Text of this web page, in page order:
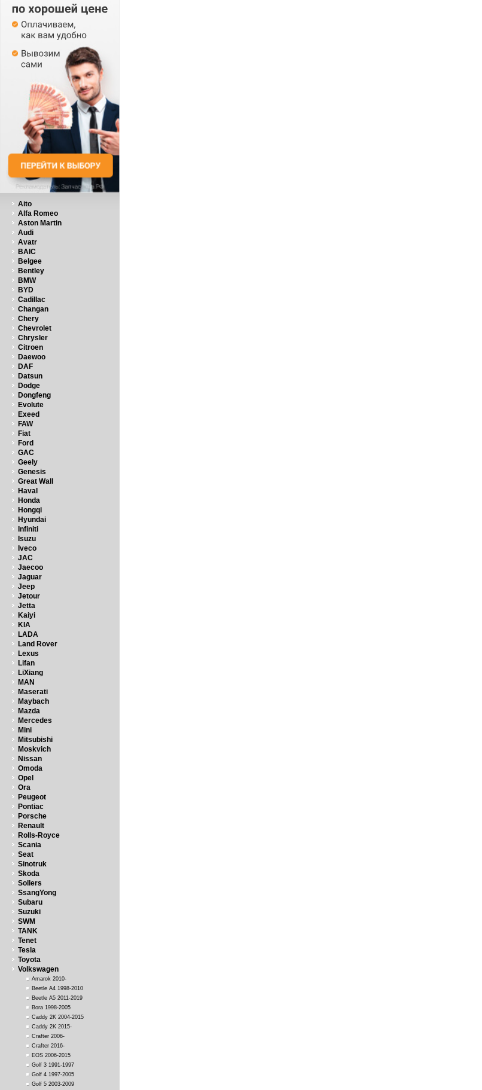
Aito
Alfa Romeo
Aston Martin
Audi
Avatr
BAIC
Belgee
Bentley
BMW
BYD
Cadillac
Changan
Chery
Chevrolet
Chrysler
Citroen
Daewoo
DAF
Datsun
Dodge
Dongfeng
Evolute
Exeed
FAW
Fiat
Ford
GAC
Geely
Genesis
Great Wall
Haval
Honda
Hongqi
Hyundai
Infiniti
Isuzu
Iveco
JAC
Jaecoo
Jaguar
Jeep
Jetour
Jetta
Kaiyi
KIA
LADA
Land Rover
Lexus
Lifan
LiXiang
MAN
Maserati
Maybach
Mazda
Mercedes
Mini
Mitsubishi
Moskvich
Nissan
Omoda
Opel
Ora
Peugeot
Pontiac
Porsche
Renault
Rolls-Royce
Scania
Seat
Sinotruk
Skoda
Sollers
SsangYong
Subaru
Suzuki
SWM
TANK
Tenet
Tesla
Toyota
Volkswagen
Amarok 2010-
Beetle A4 1998-2010
Beetle A5 2011-2019
Bora 1998-2005
Caddy 2K 2004-2015
Caddy 2K 2015-
Crafter 2006-
Crafter 2016-
EOS 2006-2015
Golf 3 1991-1997
Golf 4 1997-2005
Golf 5 2003-2009